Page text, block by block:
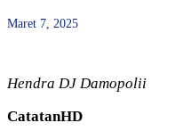
Maret 7, 2025
Hendra DJ Damopolii
CatatanHD